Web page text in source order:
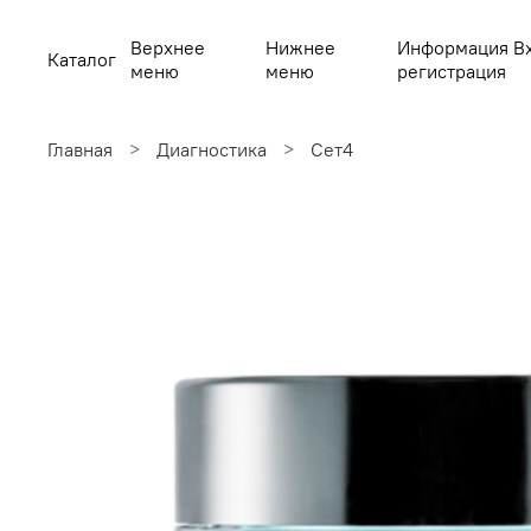
Каталог
Верхнее
меню
Нижнее
меню
Информация
регистрация
Главная Диагностика Сет4